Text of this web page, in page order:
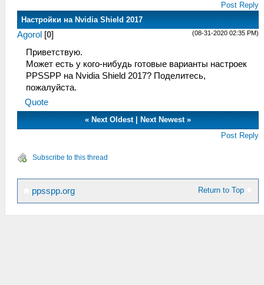
Post Reply
Настройки на Nvidia Shield 2017
(08-31-2020 02:35 PM)
Agorol [0]
Приветствую.
Может есть у кого-нибудь готовые варианты настроек
PPSSPP на Nvidia Shield 2017? Поделитесь,
пожалуйста.
Quote
« Next Oldest| Next Newest»
Post Reply
Subscribe to this thread
Return to Top
ppsspp.org